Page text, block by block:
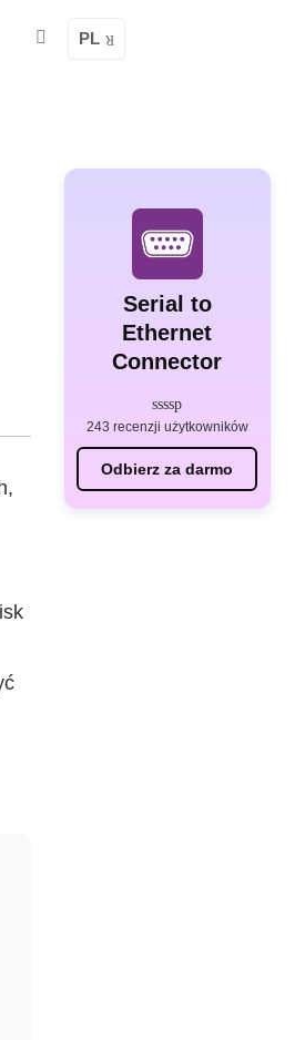
PL
Serial to
Ethernet
Connector
243 recenzji użytkowników
Odbierz za darmo